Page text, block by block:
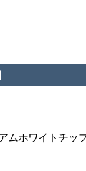
ムホワイトチッ